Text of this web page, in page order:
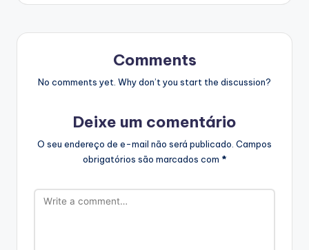
Comments
No comments yet. Why don’t you start the discussion?
Deixe um comentário
O seu endereço de e-mail não será publicado. Campos
obrigatórios são marcados com *